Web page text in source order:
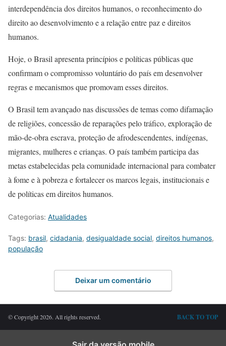
interdependência dos direitos humanos, o reconhecimento do
direito ao desenvolvimento e a relação entre paz e direitos
humanos.
Hoje, o Brasil apresenta princípios e políticas públicas que
confirmam o compromisso voluntário do país em desenvolver
regras e mecanismos que promovam esses direitos.
O Brasil tem avançado nas discussões de temas como difamação
de religiões, concessão de reparações pelo tráfico, exploração de
mão-de-obra escrava, proteção de afrodescendentes, indígenas,
migrantes, mulheres e crianças. O país também participa das
metas estabelecidas pela comunidade internacional para combater
à fome e à pobreza e fortalecer os marcos legais, institucionais e
de políticas em direitos humanos.
Categorias: Atualidades
Tags: brasil, cidadania, desigualdade social, direitos humanos,
população
Deixar um comentário
© Copyright 2026. All rights reserved. BACK TO TOP